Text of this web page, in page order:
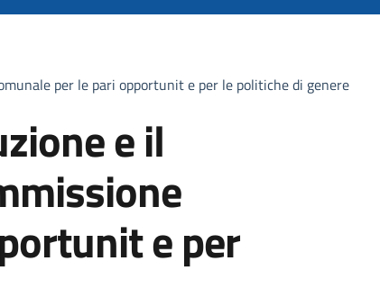
per le pari opportunit e per le politiche di genere
e il
e per